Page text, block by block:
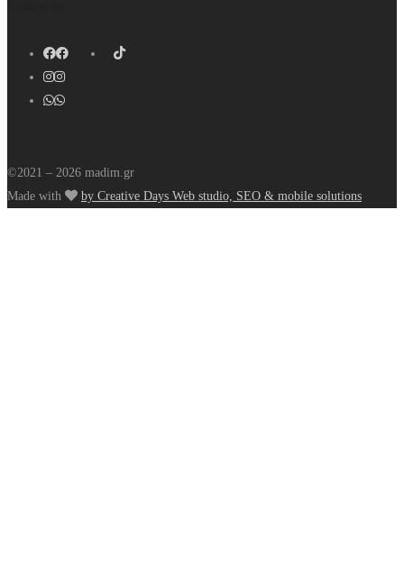
©2021 – 2026 madim.gr
Made with
by Creative Days Web studio, SEO & mobile solutions